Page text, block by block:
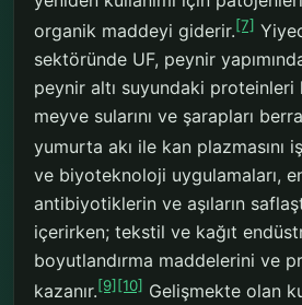
organik maddeyi giderir.[7]
sektöründe UF, peynir
peynir altı suyundaki proteinleri
meyve sularını ve şarapları
yumurta akı ile kan plazmasını
ve biyoteknoloji uygulamaları,
antibiyotiklerin ve aşıların
içerirken; tekstil ve kağıt
boyutlandırma maddelerini ve
kazanır.[9] [10] Gelişmekte olan